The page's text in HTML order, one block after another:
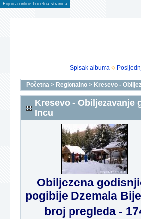
Fojnica online Pocetna stranica
Spisak albuma
Početna > Regionalno > Kresevo -
Kresevo - Obiljezavanje
Incu
Obiljezena
pogibije Dzemala
broj pregleda -